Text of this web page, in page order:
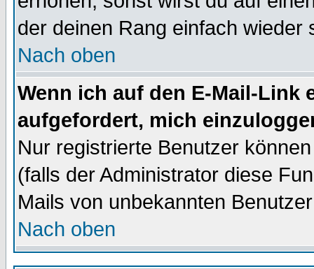
der deinen Rang einfach wieder
Nach oben
Wenn ich auf den E-Mail-Link
aufgefordert, mich
Nur registrierte Benutzer
(falls der Administrator diese
Mails von unbekannten
Nach oben